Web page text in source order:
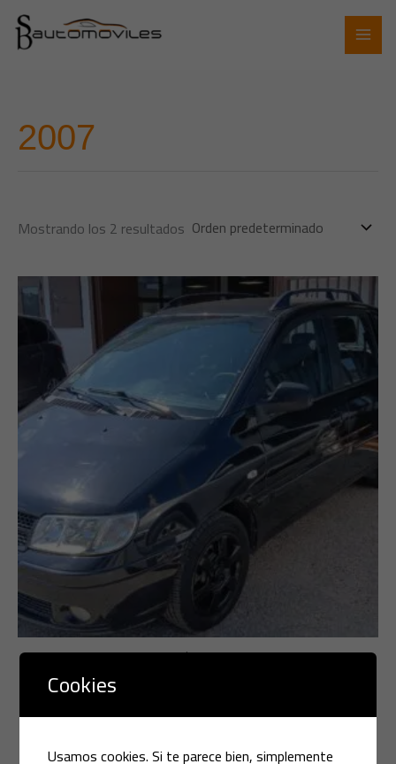
contenido
2007
Mostrando los 2 resultados
Multimarca
HYUMDAI MATRIX 1.5 CRDI
LEER MÁS
Cookies
Usamos cookies. Si te parece bien, simplemente